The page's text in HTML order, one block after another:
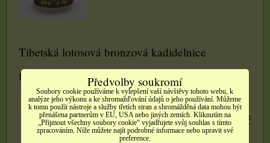
Tibetská lotosová bronzová kadidelnice
Dostupnost: Skladem
330 Kč
Předvolby soukromí
Soubory cookie používáme k vylepšení vaší návštěvy tohoto webu, k
analýze jeho výkonu a ke shromažďování údajů o jeho používání. Můžeme
k tomu použít nástroje a služby třetích stran a shromážděná data mohou být
přenášena partnerům v EU, USA nebo jiných zemích. Kliknutím na
„Přijmout všechny soubory cookie“ vyjadřujete svůj souhlas s tímto
zpracováním. Níže můžete najít podrobné informace nebo upravit své
preference.